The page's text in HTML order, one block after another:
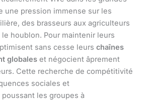
une pression immense sur les
des brasseurs aux agriculteurs
houblon. Pour maintenir leurs
sans cesse leurs chaînes
globales et négocient âprement
Cette recherche de compétitivité
sociales et
les groupes à